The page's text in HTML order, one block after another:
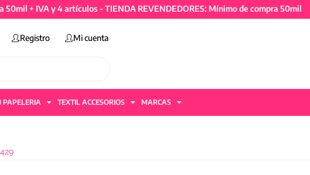
+ IVA y 4 artículos - TIENDA REVENDEDORES: Mínimo de compra 50mil +
Registro Mi cuenta
PAPELERIA TEXTIL ACCESORIOS MARCAS